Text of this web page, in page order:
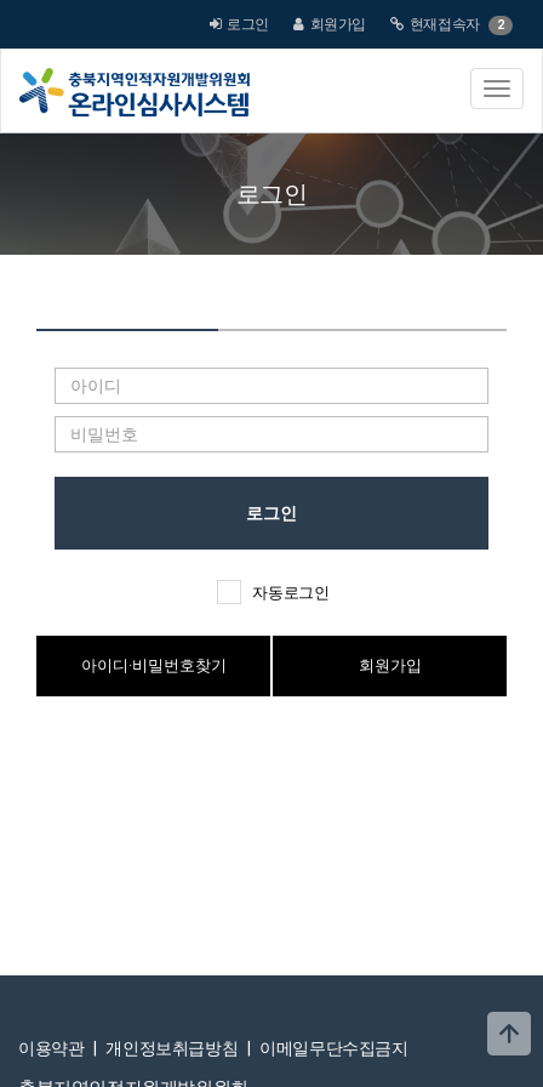
로그인 회원가입 현재접속자 2
로그인
자동로그인
이용약관 개인정보취급방침 이메일무단수집금지